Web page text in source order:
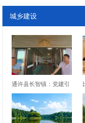
城乡建设
通许县长智镇：党建引